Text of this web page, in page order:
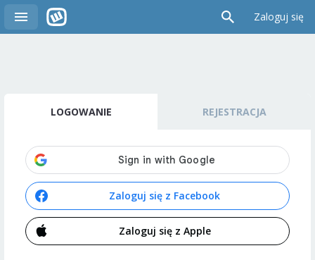
Zaloguj się
LOGOWANIE REJESTRACJA
Zaloguj się z Facebook
Zaloguj się z Apple